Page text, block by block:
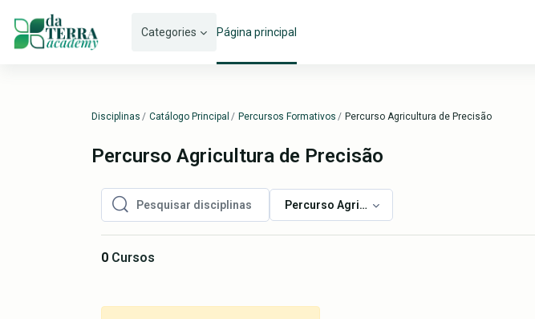
Categories Página principal
Disciplinas Catálogo Principal Percursos Formativos Percurso Agricultura de Precisão
Percurso Agricultura de Precisão
Pesquisar disciplinas
Pesquisar disciplinas
Percurso Agricultura de Precisão
0 Cursos